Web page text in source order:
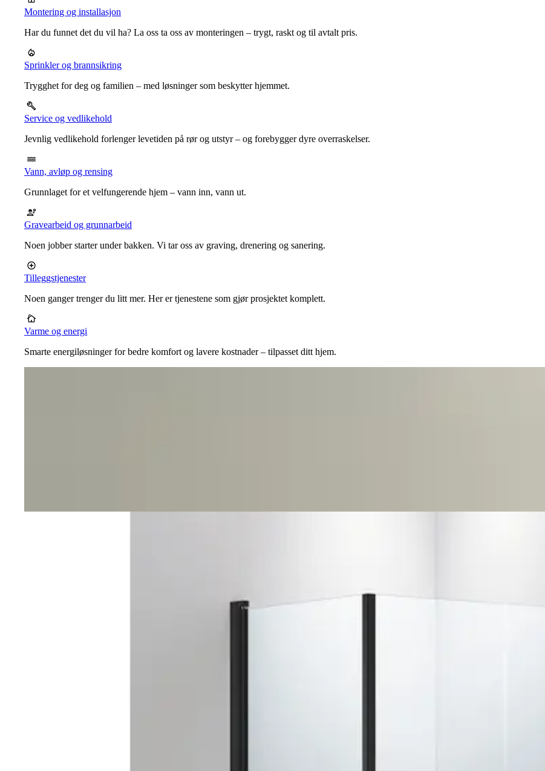
Montering og installasjon
Har du funnet det du vil ha? La oss ta oss av monteringen – trygt, raskt og til avtalt pris.
Sprinkler og brannsikring
Trygghet for deg og familien – med løsninger som beskytter hjemmet.
Service og vedlikehold
Jevnlig vedlikehold forlenger levetiden på rør og utstyr – og forebygger dyre overraskelser.
Vann, avløp og rensing
Grunnlaget for et velfungerende hjem – vann inn, vann ut.
Gravearbeid og grunnarbeid
Noen jobber starter under bakken. Vi tar oss av graving, drenering og sanering.
Tilleggstjenester
Noen ganger trenger du litt mer. Her er tjenestene som gjør prosjektet komplett.
Varme og energi
Smarte energiløsninger for bedre komfort og lavere kostnader – tilpasset ditt hjem.